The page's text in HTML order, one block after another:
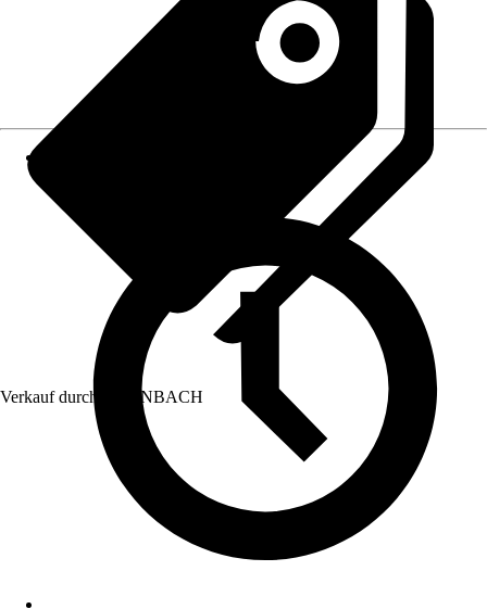
Verkauf durch: HORNBACH